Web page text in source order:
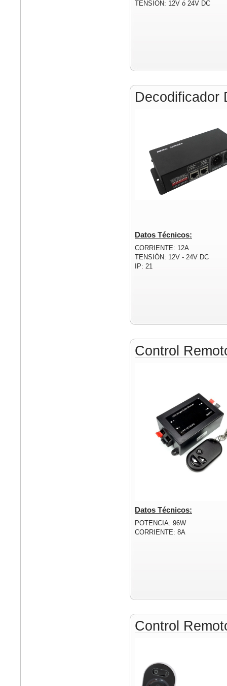
TENSIÓN: 12V ó 24V DC
Decodificador
Datos Técnicos:
CORRIENTE: 12A
TENSIÓN: 12V - 24V DC
IP: 21
Control
Datos Técnicos:
POTENCIA: 96W
CORRIENTE: 8A
Control